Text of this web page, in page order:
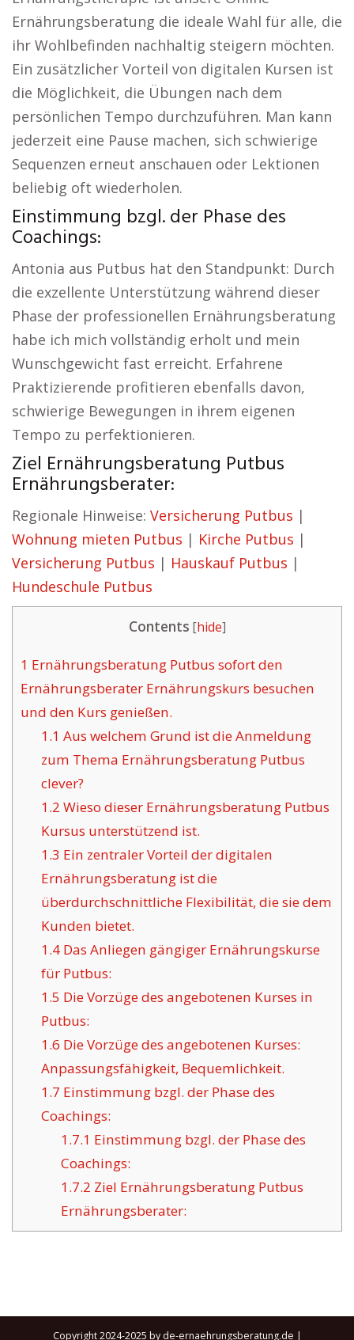
Ernährungsberatung die ideale Wahl für alle, die
ihr Wohlbefinden nachhaltig steigern möchten.
Ein zusätzlicher Vorteil von digitalen Kursen ist
die Möglichkeit, die Übungen nach dem
persönlichen Tempo durchzuführen. Man kann
jederzeit eine Pause machen, sich schwierige
Sequenzen erneut anschauen oder Lektionen
beliebig oft wiederholen.
Einstimmung bzgl. der Phase des
Coachings:
Antonia aus Putbus hat den Standpunkt: Durch
die exzellente Unterstützung während dieser
Phase der professionellen Ernährungsberatung
habe ich mich vollständig erholt und mein
Wunschgewicht fast erreicht. Erfahrene
Praktizierende profitieren ebenfalls davon,
schwierige Bewegungen in ihrem eigenen
Tempo zu perfektionieren.
Ziel Ernährungsberatung Putbus
Ernährungsberater:
Regionale Hinweise: Versicherung Putbus |
Wohnung mieten Putbus | Kirche Putbus |
Versicherung Putbus | Hauskauf Putbus |
Hundeschule Putbus
Contents [hide]
1 Ernährungsberatung Putbus sofort den
Ernährungsberater Ernährungskurs besuchen
und den Kurs genießen.
1.1 Aus welchem Grund ist die Anmeldung
zum Thema Ernährungsberatung Putbus
clever?
1.2 Wieso dieser Ernährungsberatung Putbus
Kursus unterstützend ist.
1.3 Ein zentraler Vorteil der digitalen
Ernährungsberatung ist die
überdurchschnittliche Flexibilität, die sie dem
Kunden bietet.
1.4Das Anliegen gängiger Ernährungskurse
für Putbus:
1.5 Die Vorzüge des angebotenen Kurses in
Putbus:
1.6 Die Vorzüge des angebotenen Kurses:
Anpassungsfähigkeit, Bequemlichkeit.
1.7 Einstimmung bzgl. der Phase des
Coachings:
1.7.1 Einstimmung bzgl. der Phase des
Coachings:
1.7.2 Ziel Ernährungsberatung Putbus
Ernährungsberater:
Copyright 2024-2025 by de-ernaehrungsberatung.de |